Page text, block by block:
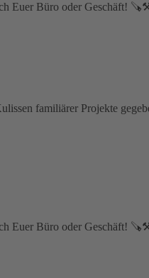
Euer Büro oder Geschäft!
familiärer Projekte
Euer Büro oder Geschäft!